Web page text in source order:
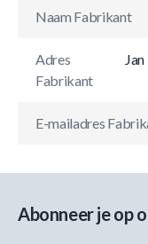
Naam Fabrikant
Adres
Fabrikant
E-mailadres
Abonneer je op